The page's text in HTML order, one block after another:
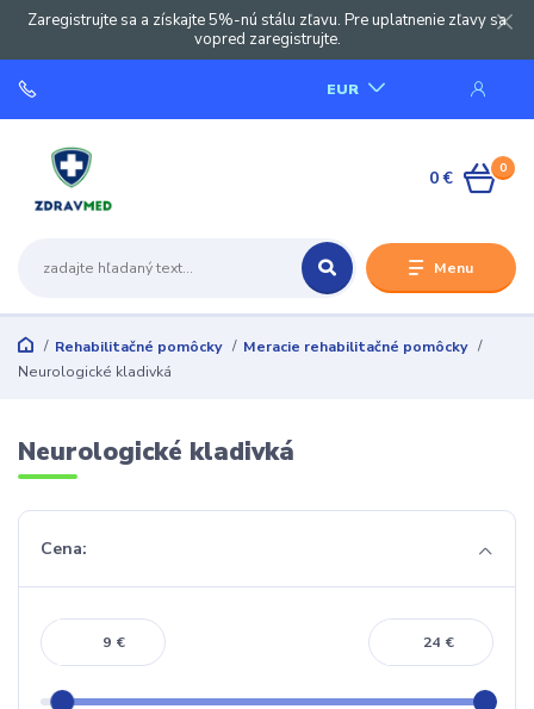
Zaregistrujte sa a získajte 5%-nú stálu zľavu. Pre uplatnenie zľavy sa
vopred zaregistrujte.
Menu
EUR
0
0 €
Rehabilitačné pomôcky
Meracie rehabilitačné pomôcky
Neurologické kladivká
Neurologické kladivká
Cena:
€ €